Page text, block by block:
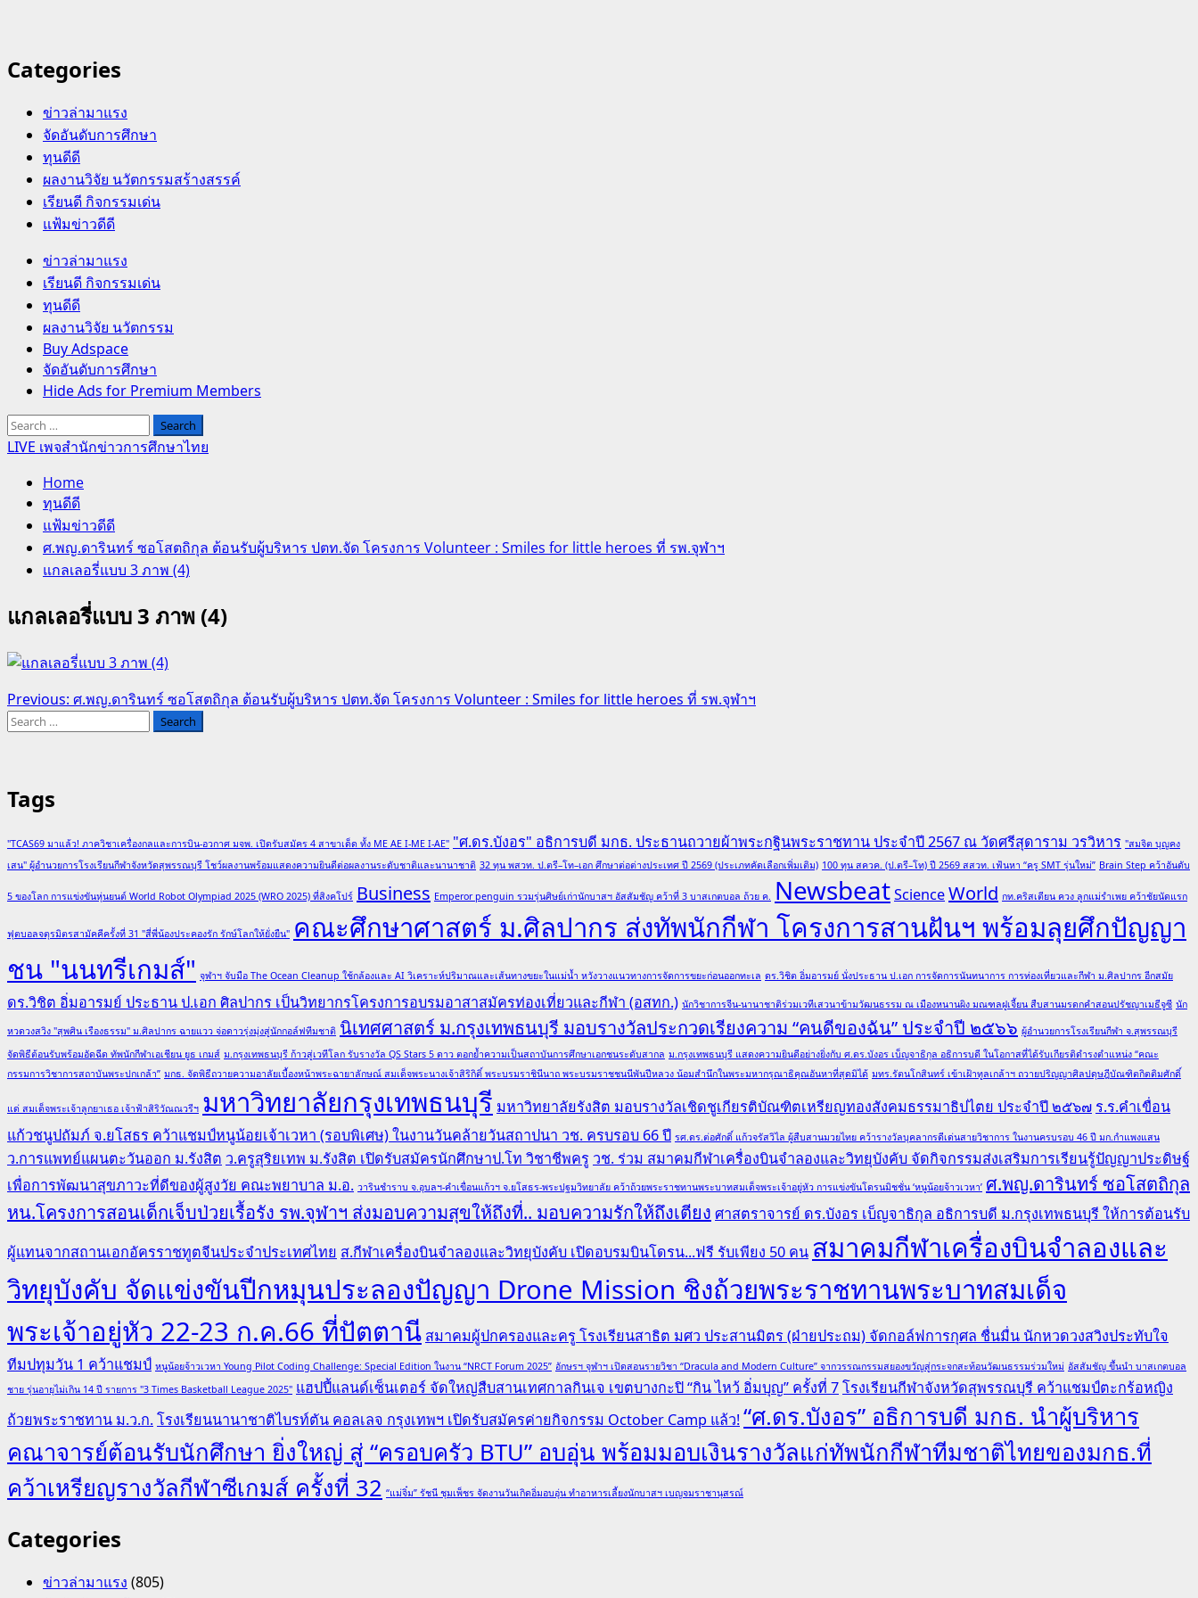
Categories
ข่าวล่ามาแรง
จัดอันดับการศึกษา
ทุนดีดี
ผลงานวิจัย นวัตกรรมสร้างสรรค์
เรียนดี กิจกรรมเด่น
แฟ้มข่าวดีดี
Primary
Menu
ข่าวล่ามาแรง
เรียนดี กิจกรรมเด่น
ทุนดีดี
ผลงานวิจัย นวัตกรรม
Buy Adspace
จัดอันดับการศึกษา
Hide Ads for Premium Members
Search
for:
LIVE เพจสำนักข่าวการศึกษาไทย
Home
ทุนดีดี
แฟ้มข่าวดีดี
ศ.พญ.ดารินทร์ ซอโสตถิกุล ต้อนรับผู้บริหาร ปตท.จัด โครงการ Volunteer : Smiles for little heroes ที่ รพ.จุฬาฯ
แกลเลอรี่แบบ 3 ภาพ (4)
แกลเลอรี่แบบ 3 ภาพ (4)
Post
navigation
Previous: ศ.พญ.ดารินทร์ ซอโสตถิกุล ต้อนรับผู้บริหาร ปตท.จัด โครงการ Volunteer : Smiles for little heroes ที่ รพ.จุฬาฯ
Search
for:
Tags
"TCAS69 มาแล้ว! ภาควิชาเครื่องกลและการบิน-อวกาศ มจพ. เปิดรับสมัคร 4 สาขาเด็ด ทั้ง ME AE I-ME I-AE" "ศ.ดร.บังอร" อธิการบดี มกธ. ประธานถวายผ้าพระกฐินพระราชทาน ประจำปี 2567 ณ วัดศรีสุดาราม วรวิหาร "สมจิต บุญคง
เสน" ผู้อำนวยการโรงเรียนกีฬาจังหวัดสุพรรณบุรี โชว์ผลงานพร้อมแสดงความยินดีต่อผลงานระดับชาติและนานาชาติ 32 ทุน พสวท. ป.ตรี–โท–เอก ศึกษาต่อต่างประเทศ ปี 2569 (ประเภทคัดเลือกเพิ่มเติม) 100 ทุน สควค. (ป.ตรี–โท) ปี 2569 สสวท. เฟ้นหา “ครู SMT รุ่นใหม่” Brain Step คว้าอันดับ
5 ของโลก การแข่งขันหุ่นยนต์ World Robot Olympiad 2025 (WRO 2025) ที่สิงคโปร์ Business Emperor penguin รวมรุ่นศิษย์เก่านักบาสฯ อัสสัมชัญ คว้าที่ 3 บาสเกตบอล ถ้วย ค. NewsbeatScienceWorld กท.คริสเตียน ควง ลูกแม่รำเพย คว้าชัยนัดแรก
ฟุตบอลจตุรมิตรสามัคคีครั้งที่ 31 "สี่พี่น้องประคองรัก รักษ์โลกให้ยั่งยืน" คณะศึกษาศาสตร์ ม.ศิลปากร ส่งทัพนักกีฬา โครงการสานฝันฯ พร้อมลุยศึกปัญญา
ชน "นนทรีเกมส์" จุฬาฯ จับมือ The Ocean Cleanup ใช้กล้องและ AI วิเคราะห์ปริมาณและเส้นทางขยะในแม่น้ำ หวังวางแนวทางการจัดการขยะก่อนออกทะเล ดร.วิชิต อิ่มอารมย์ นั่งประธาน ป.เอก การจัดการนันทนาการ การท่องเที่ยวและกีฬา ม.ศิลปากร อีกสมัย
ดร.วิชิต อิ่มอารมย์ ประธาน ป.เอก ศิลปากร เป็นวิทยากรโครงการอบรมอาสาสมัครท่องเที่ยวและกีฬา (อสทก.) นักวิชาการจีน-นานาชาติร่วมเวทีเสวนาข้ามวัฒนธรรม ณ เมืองหนานผิง มณฑลฝูเจี้ยน สืบสานมรดกคำสอนปรัชญาเมธีจูซี นัก
หวดวงสวิง "สุพศิน เรืองธรรม" ม.ศิลปากร ฉายแวว จ่อดาวรุ่งมุ่งสู่นักกอล์ฟทีมชาติ นิเทศศาสตร์ ม.กรุงเทพธนบุรี มอบรางวัลประกวดเรียงความ “คนดีของฉัน” ประจำปี ๒๕๖๖ ผู้อำนวยการโรงเรียนกีฬา จ.สุพรรณบุรี
จัดพิธีต้อนรับพร้อมอัดฉีด ทัพนักกีฬาเอเชียน ยูธ เกมส์ ม.กรุงเทพธนบุรี ก้าวสู่เวทีโลก รับรางวัล QS Stars 5 ดาว ตอกย้ำความเป็นสถาบันการศึกษาเอกชนระดับสากล ม.กรุงเทพธนบุรี แสดงความยินดีอย่างยิ่งกับ ศ.ดร.บังอร เบ็ญจาธิกุล อธิการบดี ในโอกาสที่ได้รับเกียรติดำรงตำแหน่ง “คณะ
กรรมการวิชาการสถาบันพระปกเกล้า” มกธ. จัดพิธีถวายความอาลัยเบื้องหน้าพระฉายาลักษณ์ สมเด็จพระนางเจ้าสิริกิติ์ พระบรมราชินีนาถ พระบรมราชชนนีพันปีหลวง น้อมสำนึกในพระมหากรุณาธิคุณอันหาที่สุดมิได้ มทร.รัตนโกสินทร์ เข้าเฝ้าทูลเกล้าฯ ถวายปริญญาศิลปดุษฎีบัณฑิตกิตติมศักดิ์
แด่ สมเด็จพระเจ้าลูกยาเธอ เจ้าฟ้าสิริวัณณวรีฯ มหาวิทยาลัยกรุงเทพธนบุรี มหาวิทยาลัยรังสิต มอบรางวัลเชิดชูเกียรติบัณฑิตเหรียญทองสังคมธรรมาธิปไตย ประจำปี ๒๕๖๗ ร.ร.คำเขื่อน
แก้วชนูปถัมภ์ จ.ยโสธร คว้าแชมป์หนูน้อยเจ้าเวหา (รอบพิเศษ) ในงานวันคล้ายวันสถาปนา วช. ครบรอบ 66 ปี รศ.ดร.ต่อศักดิ์ แก้วจรัสวิไล ผู้สืบสานมวยไทย คว้ารางวัลบุคลากรดีเด่นสายวิชาการ ในงานครบรอบ 46 ปี มก.กำแพงแสน
ว.การแพทย์แผนตะวันออก ม.รังสิต ว.ครูสุริยเทพ ม.รังสิต เปิดรับสมัครนักศึกษาป.โท วิชาชีพครู วช. ร่วม สมาคมกีฬาเครื่องบินจำลองและวิทยุบังคับ จัดกิจกรรมส่งเสริมการเรียนรู้ปัญญาประดิษฐ์
เพื่อการพัฒนาสุขภาวะที่ดีของผู้สูงวัย คณะพยาบาล ม.อ. วารินชำราบ จ.อุบลฯ-คำเขื่อนแก้วฯ จ.ยโสธร-พระปฐมวิทยาลัย คว้าถ้วยพระราชทานพระบาทสมเด็จพระเจ้าอยู่หัว การแข่งขันโดรนมิชชั่น ‘หนูน้อยจ้าวเวหา’ ศ.พญ.ดารินทร์ ซอโสตถิกุล
หน.โครงการสอนเด็กเจ็บป่วยเรื้อรัง รพ.จุฬาฯ ส่งมอบความสุขให้ถึงที่.. มอบความรักให้ถึงเตียง ศาสตราจารย์ ดร.บังอร เบ็ญจาธิกุล อธิการบดี ม.กรุงเทพธนบุรี ให้การต้อนรับ
ผู้แทนจากสถานเอกอัครราชทูตจีนประจำประเทศไทย ส.กีฬาเครื่องบินจำลองและวิทยุบังคับ เปิดอบรมบินโดรน...ฟรี รับเพียง 50 คน สมาคมกีฬาเครื่องบินจำลองและ
วิทยุบังคับ จัดแข่งขันปีกหมุนประลองปัญญา Drone Mission ชิงถ้วยพระราชทานพระบาทสมเด็จ
พระเจ้าอยู่หัว 22-23 ก.ค.66 ที่ปัตตานี สมาคมผู้ปกครองและครู โรงเรียนสาธิต มศว ประสานมิตร (ฝ่ายประถม) จัดกอล์ฟการกุศล ชื่นมื่น นักหวดวงสวิงประทับใจ
ทีมปทุมวัน 1 คว้าแชมป์ หนูน้อยจ้าวเวหา Young Pilot Coding Challenge: Special Edition ในงาน “NRCT Forum 2025” อักษรฯ จุฬาฯ เปิดสอนรายวิชา “Dracula and Modern Culture” จากวรรณกรรมสยองขวัญสู่กระจกสะท้อนวัฒนธรรมร่วมใหม่ อัสสัมชัญ ขึ้นนำ บาสเกตบอล
ชาย รุ่นอายุไม่เกิน 14 ปี รายการ "3 Times Basketball League 2025" แฮปปี้แลนด์เซ็นเตอร์ จัดใหญ่สืบสานเทศกาลกินเจ เขตบางกะปิ “กิน ไหว้ อิ่มบุญ” ครั้งที่ 7โรงเรียนกีฬาจังหวัดสุพรรณบุรี คว้าแชมป์ตะกร้อหญิง
ถ้วยพระราชทาน ม.ว.ก.โรงเรียนนานาชาติไบรท์ตัน คอลเลจ กรุงเทพฯ เปิดรับสมัครค่ายกิจกรรม October Camp แล้ว!“ศ.ดร.บังอร” อธิการบดี มกธ. นำผู้บริหาร
คณาจารย์ต้อนรับนักศึกษา ยิ่งใหญ่ สู่ “ครอบครัว BTU” อบอุ่น พร้อมมอบเงินรางวัลแก่ทัพนักกีฬาทีมชาติไทยของมกธ.ที่
คว้าเหรียญรางวัลกีฬาซีเกมส์ ครั้งที่ 32 “แม่จิ๋ม” รัชนี ชุมเพ็ชร จัดงานวันเกิดอิ่มอบอุ่น ทำอาหารเลี้ยงนักบาสฯ เบญจมราชานุสรณ์
Categories
ข่าวล่ามาแรง (805)